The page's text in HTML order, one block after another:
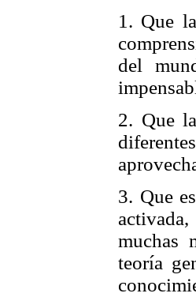
1. Que
del
2. Que
3. Que
muchas
teoría